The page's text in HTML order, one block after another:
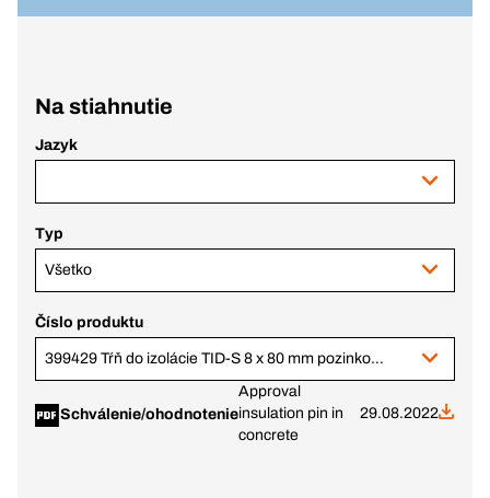
Na stiahnutie
Jazyk
Typ
Všetko
Číslo produktu
399429 Tŕň do izolácie TID-S 8 x 80 mm pozinkovaný
Schválenie/ohodnotenie
Approval
insulation pin in
concrete
29.08.2022